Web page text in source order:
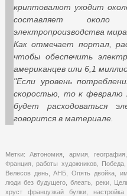
криптовалют уходит
составляет
электропроизводства мира.
Как отмечает портал,
чтобы обеспечить
американцев или 6,1
"Если уровень
скоростью, то к февралю
будет расходоваться
говорится в материале.
Метки:Автономия армия ,география
Франция ,работы художников, Победа
Велесов день ,АНБ ,Опять двойка,
люди без будущего ,блеать ,реки
хруст французкай булки ,